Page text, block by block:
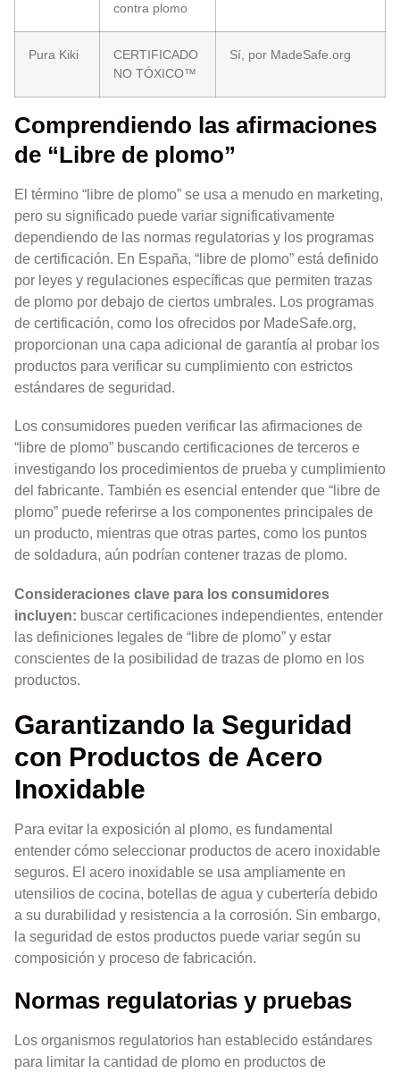
contra plomo
Pura Kiki
CERTIFICADO
NO TÓXICO™
Sí, por MadeSafe.org
Comprendiendo las afirmaciones
de “Libre de plomo”
El término “libre de plomo” se usa a menudo en marketing,
pero su significado puede variar significativamente
dependiendo de las normas regulatorias y los programas
de certificación. En España, “libre de plomo” está definido
por leyes y regulaciones específicas que permiten trazas
de plomo por debajo de ciertos umbrales. Los programas
de certificación, como los ofrecidos por MadeSafe.org,
proporcionan una capa adicional de garantía al probar los
productos para verificar su cumplimiento con estrictos
estándares de seguridad.
Los consumidores pueden verificar las afirmaciones de
“libre de plomo” buscando certificaciones de terceros e
investigando los procedimientos de prueba y cumplimiento
del fabricante. También es esencial entender que “libre de
plomo” puede referirse a los componentes principales de
un producto, mientras que otras partes, como los puntos
de soldadura, aún podrían contener trazas de plomo.
Consideraciones clave para los consumidores
incluyen: buscar certificaciones independientes, entender
las definiciones legales de “libre de plomo” y estar
conscientes de la posibilidad de trazas de plomo en los
productos.
Garantizando la Seguridad
con Productos de Acero
Inoxidable
Para evitar la exposición al plomo, es fundamental
entender cómo seleccionar productos de acero inoxidable
seguros. El acero inoxidable se usa ampliamente en
utensilios de cocina, botellas de agua y cubertería debido
a su durabilidad y resistencia a la corrosión. Sin embargo,
la seguridad de estos productos puede variar según su
composición y proceso de fabricación.
Normas regulatorias y pruebas
Los organismos regulatorios han establecido estándares
para limitar la cantidad de plomo en productos de